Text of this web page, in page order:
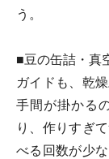
う。
■豆の缶詰・真
ガイドも、乾
手間が掛かる
り、作りすぎ
べる回数が少